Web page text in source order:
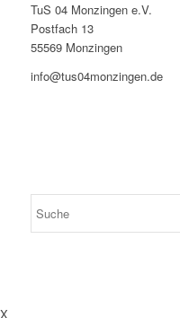
TuS 04 Monzingen e.V.
Postfach 13
55569 Monzingen
info@tus04monzingen.de
X